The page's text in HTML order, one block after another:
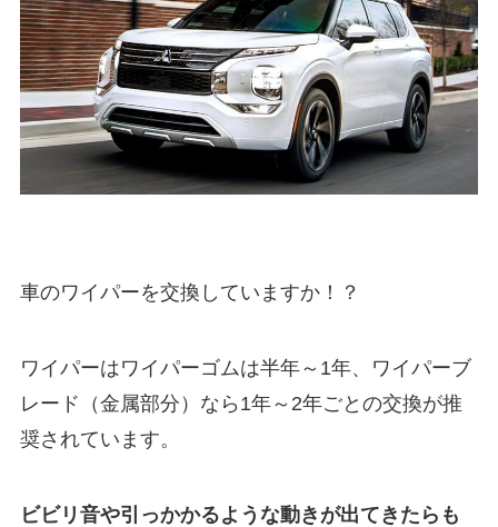
車のワイパーを交換していますか！？
ワイパーはワイパーゴムは半年～1年、ワイパーブ
レード（金属部分）なら1年～2年ごとの交換が推
奨されています。
ビビリ音や引っかかるような動きが出てきたらも